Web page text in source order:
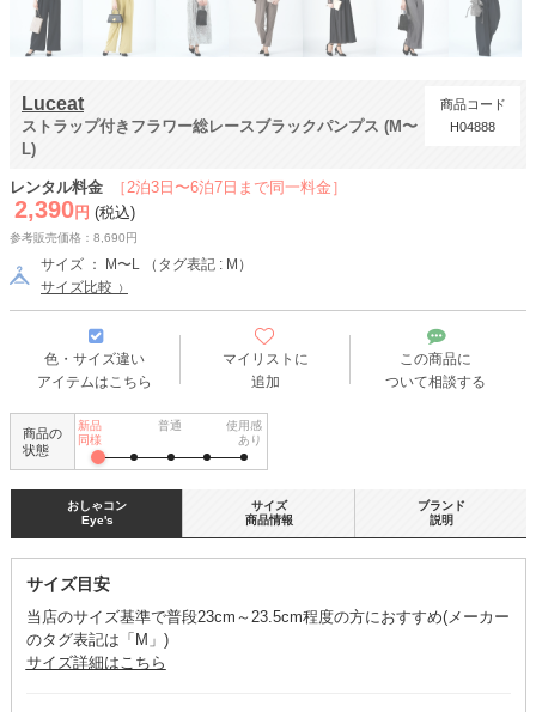
Luceat
ストラップ付きフラワー総レースブラックパンプス (M〜
L)
商品コード
H04888
［2泊3日〜6泊7日まで同一料金］
レンタル料金
2,390 円 (税込)
参考販売価格：8,690円
サイズ ： M〜L （タグ表記 : M）
サイズ比較
色・サイズ違い
アイテムはこちら
マイリストに
追加
この商品に
ついて相談する
商品の
状態
新品
同様
普通
使用感
あり
おしゃコン
Eye's
サイズ目安
当店のサイズ基準で普段23cm～23.5cm程度の方におすすめ(メーカー
のタグ表記は「M」)
サイズ詳細はこちら
サイズ
商品情報
ブランド
説明